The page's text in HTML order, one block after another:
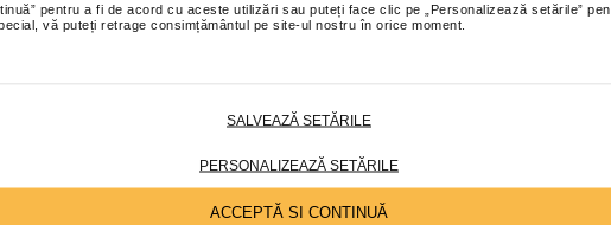
pentru a fi de acord cu aceste utilizări sau puteți face clic pe „Personalizează setările”
vă puteți retrage consimțământul pe site-ul nostru în orice moment.
SALVEAZĂ SETĂRILE
PERSONALIZEAZĂ SETĂRILE
ACCEPTĂ SI CONTINUĂ
un supliment alimentar cu
de metilen ce…
contribuie la reducerea oboselii si
extenuarii, la metabolismul…
MINOXICAPIL este o formula
fortifianta alcatuita din…
Plătești 2, primești 3